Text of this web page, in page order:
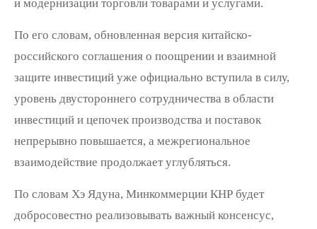
и модернизации торговли товарами и услугами.
По его словам, обновленная версия китайско-
российского соглашения о поощрении и взаимной
защите инвестиций уже официально вступила в силу,
уровень двустороннего сотрудничества в области
инвестиций и цепочек производства и поставок
непрерывно повышается, а межрегиональное
взаимодействие продолжает углубляться.
По словам Хэ Ядуна, Минкоммерции КНР будет
добросовестно реализовывать важный консенсус,